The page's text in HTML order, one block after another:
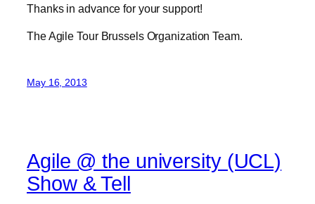
Thanks in advance for your support!
The Agile Tour Brussels Organization Team.
May 16, 2013
Agile @ the university (UCL)
Show & Tell